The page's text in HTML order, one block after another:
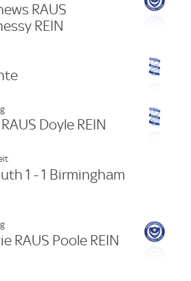
RAUS
REIN
Doyle REIN
1 - 1 Birmingham
RAUS Poole REIN